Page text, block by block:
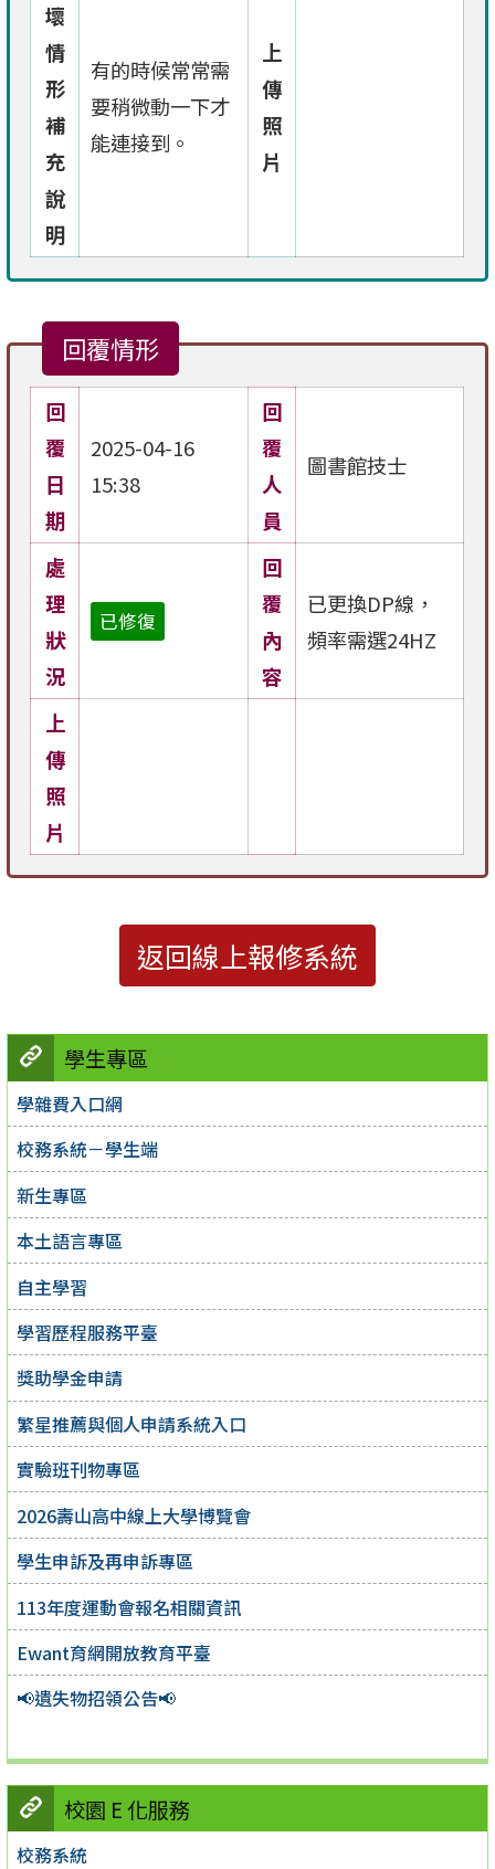
學生專區
學雜費入口網
校務系統－學生端
新生專區
本土語言專區
自主學習
學習歷程服務平臺
獎助學金申請
繁星推薦與個人申請系統入口
實驗班刊物專區
2026壽山高中線上大學博覽會
學生申訴及再申訴專區
113年度運動會報名相關資訊
Ewant育網開放教育平臺
📢遺失物招領公告📢
校園 E 化服務
校務系統
壞
情
形
補
充
說
明
有的時候常常需
要稍微動一下才
能連接到。
上
傳
照
片
回覆情形
回
覆
日
期
2025-04-16
15:38
回
覆
人
員
圖書館技士
處
理
狀
況
已修復
回
覆
內
容
已更換DP線，
頻率需選24HZ
上
傳
照
片
返回線上報修系統